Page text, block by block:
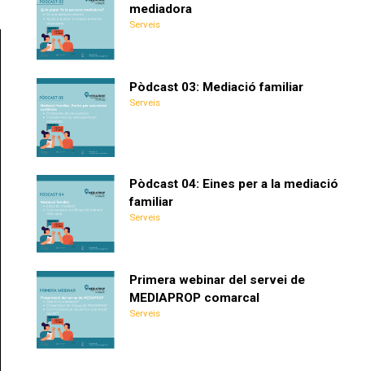
mediadora
Serveis
Pòdcast 03: Mediació familiar
Serveis
Pòdcast 04: Eines per a la mediació
familiar
Serveis
Primera webinar del servei de
MEDIAPROP comarcal
Serveis